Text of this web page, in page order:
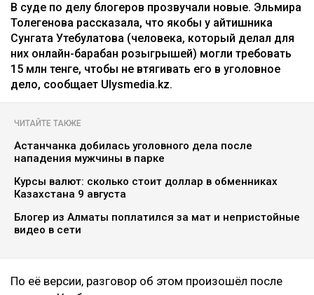
В суде по делу блогеров прозвучали новые. Эльмира
Толегенова рассказала, что якобы у айтишника
Сунгата Утебулатова (человека, который делал для
них онлайн-барабан розыгрышей) могли требовать
15 млн тенге, чтобы не втягивать его в уголовное
дело, сообщает Ulysmedia.kz.
ЧИТАЙТЕ ТАКЖЕ
Астанчанка добилась уголовного дела после
нападения мужчины в парке
Курсы валют: сколько стоит доллар в обменниках
Казахстана 9 августа
Блогер из Алматы поплатился за мат и непристойные
видео в сети
По её версии, разговор об этом произошёл после